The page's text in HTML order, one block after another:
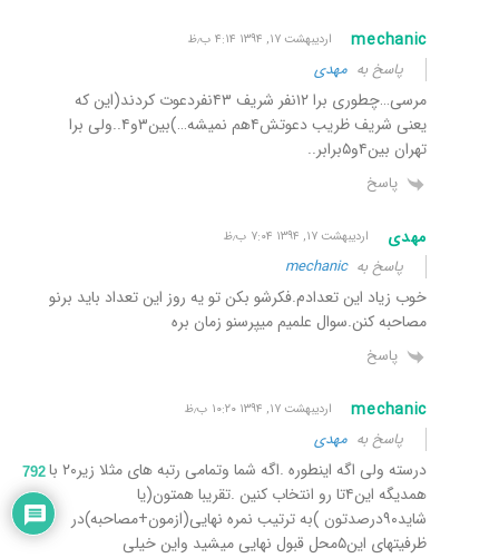
mechanic اردیبهشت ۱۷, ۱۳۹۴ ۴:۱۴ ب٫ظ
پاسخ به مهدی
مرسی…چطوری برا ۱۲نفر شریف ۴۳نفردعوت کردند(این که
یعنی شریف ظریب دعوتش۴هم نمیشه…)بین۳و۴..ولی برا
تهران بین۴و۵برابر..
پاسخ
مهدی اردیبهشت ۱۷, ۱۳۹۴ ۷:۰۴ ب٫ظ
پاسخ بهmechanic
خوب زیاد این تعدادم.فکرشو بکن تو یه روز این تعداد باید برنو
مصاحبه کنن.سوال علمیم میپرسنو زمان بره
پاسخ
mechanic اردیبهشت ۱۷, ۱۳۹۴ ۱۰:۲۰ ب٫ظ
پاسخ به مهدی
درسته ولی اگه اینطوره .اگه شما وتمامی رتبه های مثلا زیر۲۰ با
همدیگه این۴تا رو انتخاب کنین .تقریبا همتون(یا
شاید۹۰درصدتون )به ترتیب نمره نهایی(ازمون+مصاحبه)در
ظرفیتهای این۵محل قبول نهایی میشید واین خیلی
792